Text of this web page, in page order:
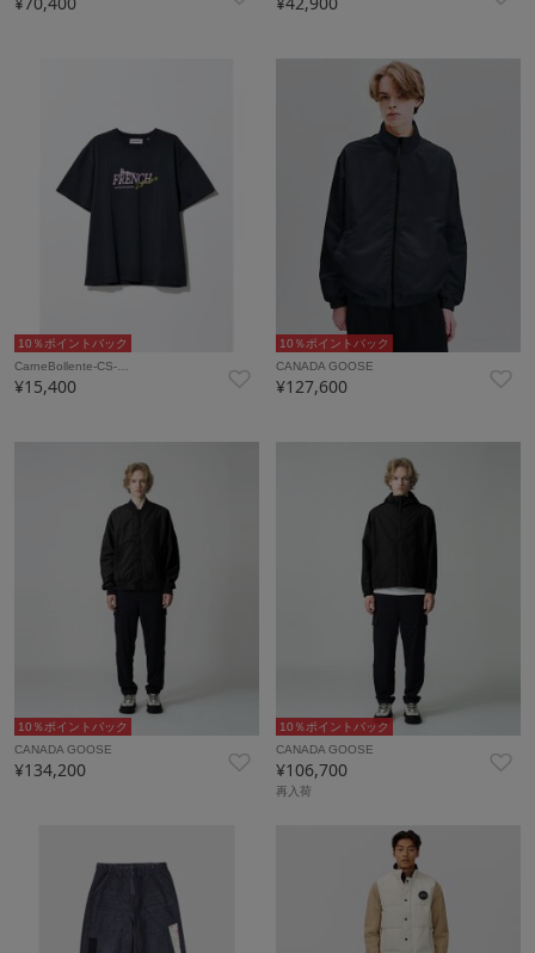
10％ポイントバック
CarneBollente-CS-…
¥15,400
10％ポイントバック
CANADA GOOSE
¥127,600
10％ポイントバック
CANADA GOOSE
¥134,200
10％ポイントバック
CANADA GOOSE
¥106,700
再入荷